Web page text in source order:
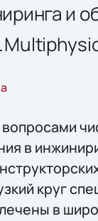
и
в
круг
в